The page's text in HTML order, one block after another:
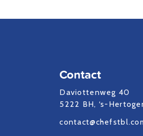
Contact
Daviottenweg 40
5222 BH, ‘s-